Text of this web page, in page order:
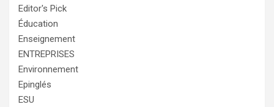
Editor's Pick
Éducation
Enseignement
ENTREPRISES
Environnement
Epinglés
ESU